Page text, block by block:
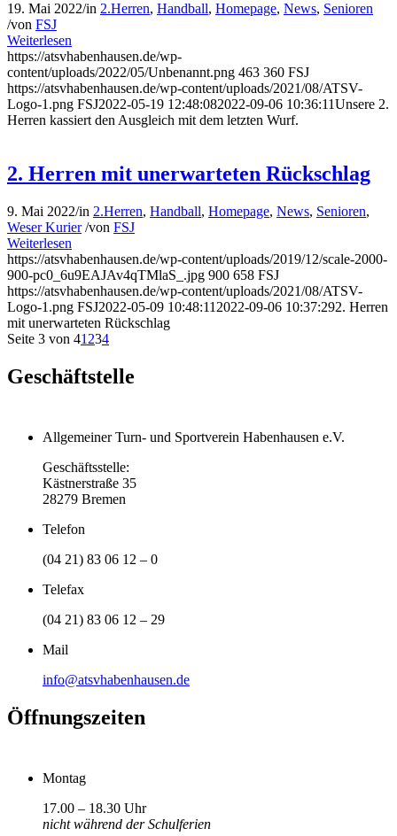
19. Mai 2022/in 2.Herren, Handball, Homepage, News, Senioren
/von FSJ
Weiterlesen
https://atsvhabenhausen.de/wp-
content/uploads/2022/05/Unbenannt.png 463 360 FSJ
https://atsvhabenhausen.de/wp-content/uploads/2021/08/ATSV-
Logo-1.png FSJ2022-05-19 12:48:082022-09-06 10:36:11Unsere 2.
Herren kassiert den Ausgleich mit dem letzten Wurf.
2. Herren mit unerwarteten Rückschlag
9. Mai 2022/in 2.Herren, Handball, Homepage, News, Senioren,
Weser Kurier /von FSJ
Weiterlesen
https://atsvhabenhausen.de/wp-content/uploads/2019/12/scale-2000-
900-pc0_6u9EAJAv4qTMlaS_.jpg 900 658 FSJ
https://atsvhabenhausen.de/wp-content/uploads/2021/08/ATSV-
Logo-1.png FSJ2022-05-09 10:48:11 2022-09-06 10:37:292. Herren
mit unerwarteten Rückschlag
Seite 3 von 41 234
Geschäftstelle
Allgemeiner Turn- und Sportverein Habenhausen e.V.
Geschäftsstelle:
Kästnerstraße 35
28279 Bremen
Telefon
(04 21) 83 06 12 – 0
Telefax
(04 21) 83 06 12 – 29
Mail
info@atsvhabenhausen.de
Öffnungszeiten
Montag
17.00 – 18.30 Uhr
nicht während der Schulferien